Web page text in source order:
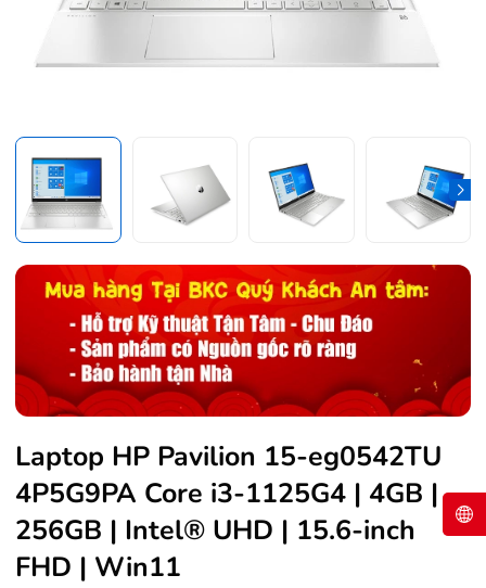
Laptop HP Pavilion 15-eg0542TU
4P5G9PA Core i3-1125G4 | 4GB |
256GB | Intel® UHD | 15.6-inch
FHD | Win11